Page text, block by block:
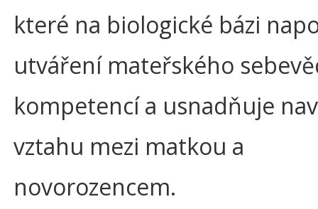
které na biologické bázi
utváření mateřského
kompetencí a usnadňuje
vztahu mezi matkou a
novorozencem.